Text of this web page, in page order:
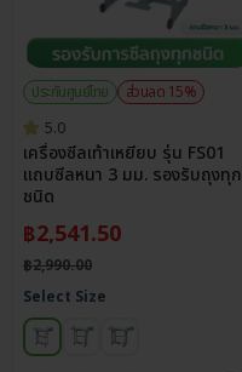
ประกันศูนย์ไทย
ส่วนลด 15%
5.0
เครื่องซีลเท้าเหยียบ รุ่น FS01
แถบซีลหนา 3 มม. รองรับถุงทุก
ชนิด
฿2,541.50
฿2,990.00
Select Size